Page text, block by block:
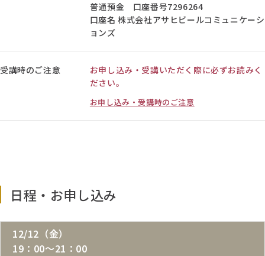
普通預金 口座番号7296264
口座名 株式会社アサヒビールコミュニケーシ
ョンズ
受講時のご注意
お申し込み・受講いただく際に必ずお読みく
ださい。
お申し込み・受講時のご注意
日程・お申し込み
12/12（金）
19：00～21：00